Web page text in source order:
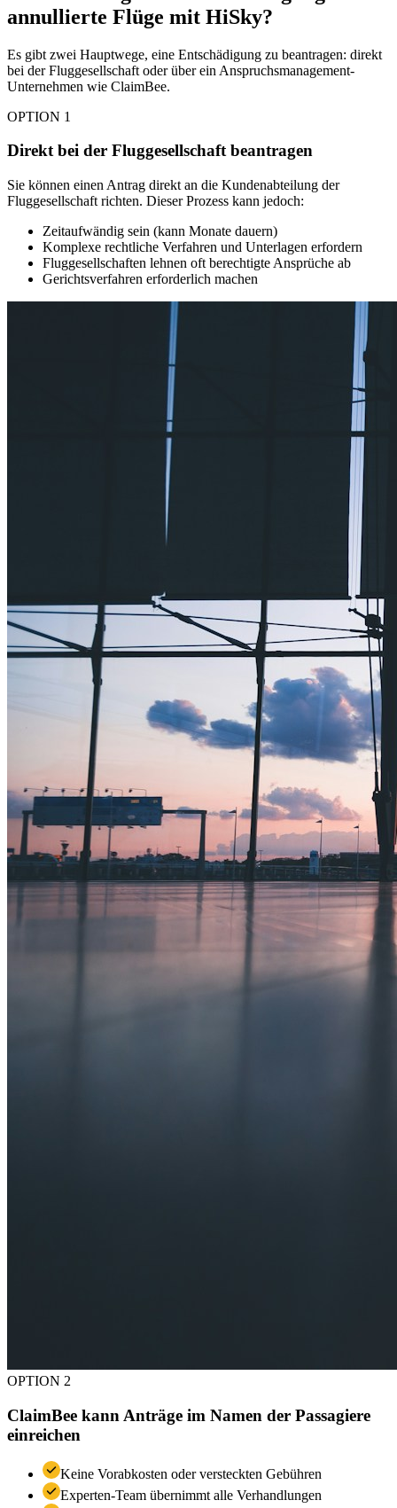
annullierte Flüge mit HiSky?
Es gibt zwei Hauptwege, eine Entschädigung zu beantragen: direkt
bei der Fluggesellschaft oder über ein Anspruchsmanagement-
Unternehmen wie ClaimBee.
OPTION 1
Direkt bei der Fluggesellschaft beantragen
Sie können einen Antrag direkt an die Kundenabteilung der
Fluggesellschaft richten. Dieser Prozess kann jedoch:
Zeitaufwändig sein (kann Monate dauern)
Komplexe rechtliche Verfahren und Unterlagen erfordern
Fluggesellschaften lehnen oft berechtigte Ansprüche ab
Gerichtsverfahren erforderlich machen
OPTION 2
ClaimBee kann Anträge im Namen der Passagiere
einreichen
Keine Vorabkosten oder versteckten Gebühren
Experten-Team übernimmt alle Verhandlungen